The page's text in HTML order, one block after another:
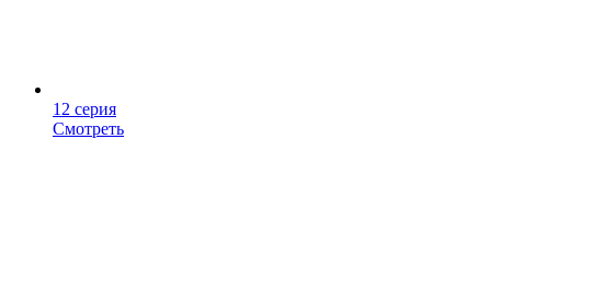
12 серия
Смотреть